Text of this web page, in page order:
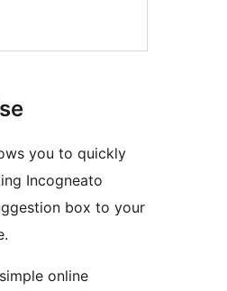
you to quickly
Incogneato
box to your
online